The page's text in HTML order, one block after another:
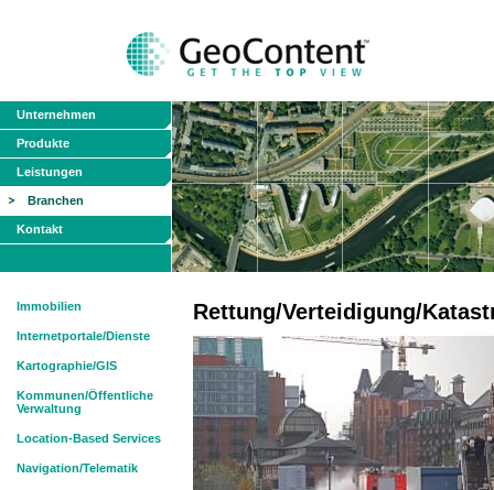
Unternehmen
Produkte
Leistungen
Branchen
Kontakt
Immobilien
Internetportale/Dienste
Kartographie/GIS
Kommunen/Öffentliche
Verwaltung
Location-Based Services
Navigation/Telematik
Rettung/Verteidigung/